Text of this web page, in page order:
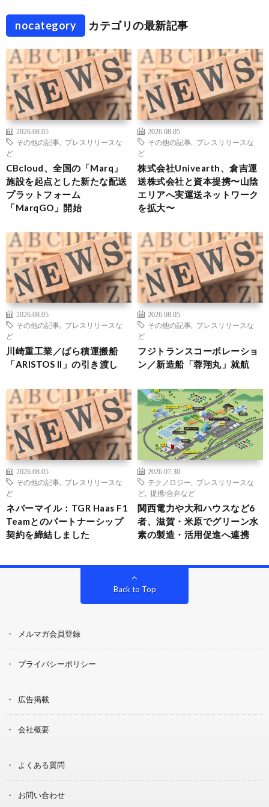
nocategory カテゴリの最新記事
2026.08.05
その他の記事
プレスリリースな
ど
CBcloud、全国の「Marq」
施設を起点とした新たな配送
プラットフォーム
「MarqGO」開始
2026.08.05
その他の記事
プレスリリースな
ど
株式会社Univearth、倉吉運
送株式会社と資本提携〜山陰
エリアへ実運送ネットワーク
を拡大〜
2026.08.05
その他の記事
プレスリリースな
ど
川崎重工業／ばら積運搬船
「ARISTOS II」の引き渡し
2026.08.05
その他の記事
プレスリリースな
ど
フジトランスコーポレーショ
ン／新造船「蓉翔丸」就航
2026.08.05
その他の記事
プレスリリースな
ど
ネバーマイル：TGR Haas F1
Teamとのパートナーシップ
契約を締結しました
2026.07.30
テクノロジー
プレスリリースな
ど
提携/合弁など
関西電力や大和ハウスなど6
者、滋賀・米原でグリーン水
素の製造・活用促進へ連携
Back to Top
メルマガ会員登録
プライバシーポリシー
広告掲載
会社概要
よくある質問
お問い合わせ